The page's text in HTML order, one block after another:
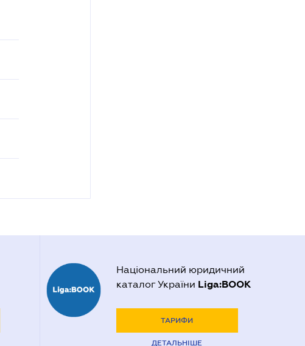
Національний юридичний
каталог України Liga:BOOK
ТАРИФИ
ДЕТАЛЬНІШЕ